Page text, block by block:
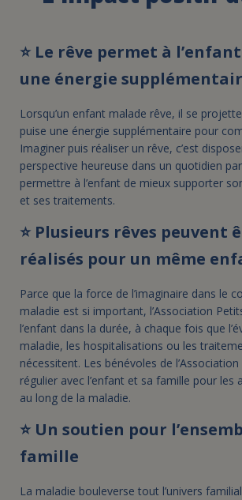
ASSURANCE VIE/LEGS
ESPACE PRESSE
JE DEVIENS
BÉNÉVOLE
⭐ Le rêve permet à
une énergie
Lorsqu’un enfant malade rêve, il se
puise une énergie supplémentaire pour
Imaginer puis réaliser un rêve, c’est
perspective heureuse dans un quotidien
permettre à l’enfant de mieux supporter
et ses traitements.
⭐ Plusieurs rêves peuvent
réalisés pour un même
Parce que la force de l’imaginaire dans le
maladie est si important, l’Association
l’enfant dans la durée, à chaque fois que
maladie, les hospitalisations ou les
nécessitent. Les bénévoles de
régulier avec l’enfant et sa famille pour les
au long de la maladie.
⭐ Un soutien pour
famille
La maladie bouleverse tout l’univers